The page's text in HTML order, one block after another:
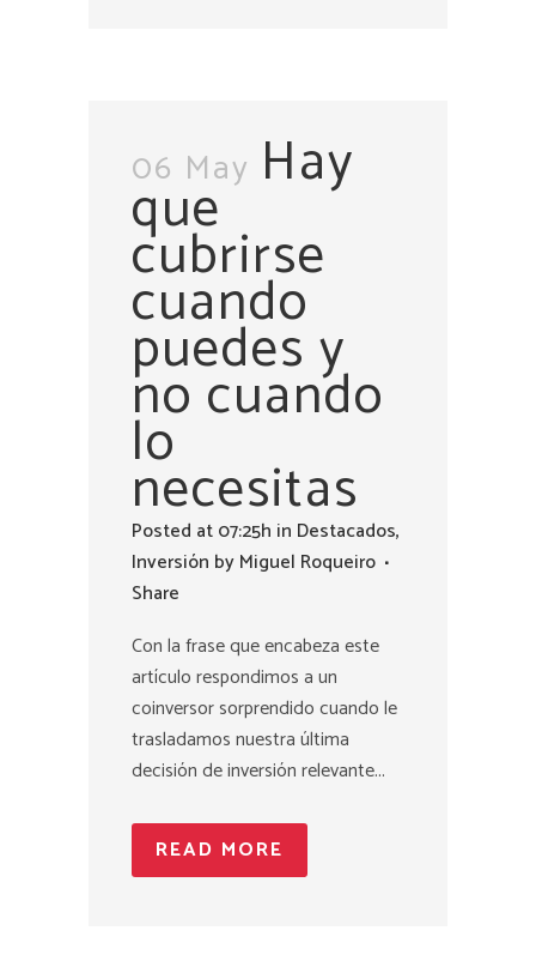
06 May Hay
que
cubrirse
cuando
puedes y
no cuando
lo
necesitas
Posted at 07:25h in Destacados,
Inversión byMiguel Roqueiro
Share
Con la frase que encabeza este
artículo respondimos a un
coinversor sorprendido cuando le
trasladamos nuestra última
decisión de inversión relevante...
READ MORE